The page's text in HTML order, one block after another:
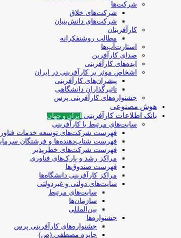
شرکت‌ها
شرکت‌های خلاق
شرکت‌های دانش‌بنیان
کارآفرینان
مطالب روشنفکرانه
استارت‌آپ‌ها
صدای کارآفرین
ایده‌های کارآفرینی
اشخاص موثر بر کارآفرینی در ایران
پیشران‌های کارآفرینی
تاثیرگذاران دانشگاهی
جشنواره‌های کارآفرینی‌ پرس
هوش مصنوعی
بانک اطلاعات کارآفرینی
ایران و جهان
سایت‌های مرتبط با کارآفرینی
فهرست شرکت‌های‌‌ توسعه‌ خدمات
فهرست شتاب‌دهنده‌ها‌ و فرشتگان‌
فهرست شرکت‌های خطرپذیر
مراکز رشد و پارک‌های فناوری
فهرست صندوق‌ها
مراکز کارآفرینی دانشگاه‌ها
سایت‌های دولتی و غیردولتی
سایت‌های مرتبط
سازمان‌ها
بین‌المللی
جشنواره‌ها
جشنواره‌های کارآفرینی‌ پرس
جایزه مصطفی (ص)